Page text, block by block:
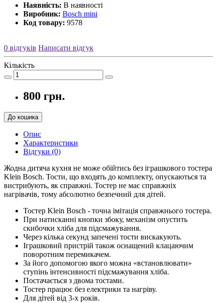
Наявність: В наявності
Виробник: Bosch mini
Код товару: 9578
0 відгуків Написати відгук
Кількість
800 грн.
До кошика
Опис
Характеристики
Відгуки (0)
Жодна дитяча кухня не може обійтись без іграшкового тостера
Klein Bosch. Тости, що входять до комплекту, опускаються та
вистрибують, як справжні. Тостер не має справжніх
нагрівачів, тому абсолютно безпечний для дітей.
Тостер Klein Bosch - точна імітація справжнього тостера.
При натисканні кнопки збоку, механізм опустить
скибочки хліба для підсмажування.
Через кілька секунд запечені тости вискакують.
Іграшковий пристрій також оснащений клацаючим
поворотним перемикачем.
За його допомогою якого можна «встановлювати»
ступінь інтенсивності підсмажування хліба.
Постачається з двома тостами.
Тостер працює без електрики та нагріву.
Для дітей від 3-х років.